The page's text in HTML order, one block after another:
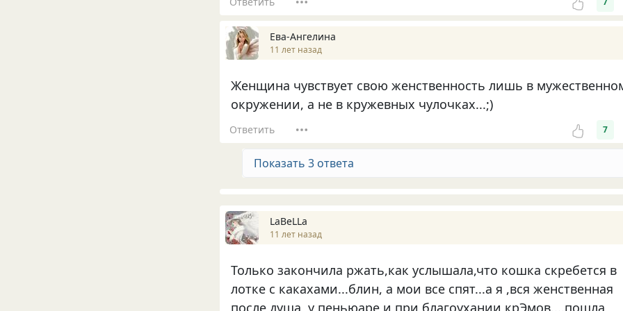
Ева-Ангелина
11 лет назад
Женщина чувствует свою женственность лишь в
окружении, а не в кружевных чулочках...;)
Ответить 7
Показать 3 ответа
LaBeLLa
11 лет назад
Только закончила ржать,как услышала,что кошка скребется в
лотке с какахами...блин, а мои все спят...а я ,вся женственная
после душа, у пеньюаре и при благоухании крЭмов....пошла